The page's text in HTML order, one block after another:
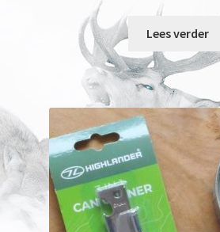
Lees verder